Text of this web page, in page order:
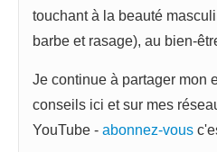
touchant à la beauté
barbe et rasage), au bien-
Je continue à partager mon
conseils ici et sur mes
YouTube - abonnez-vous